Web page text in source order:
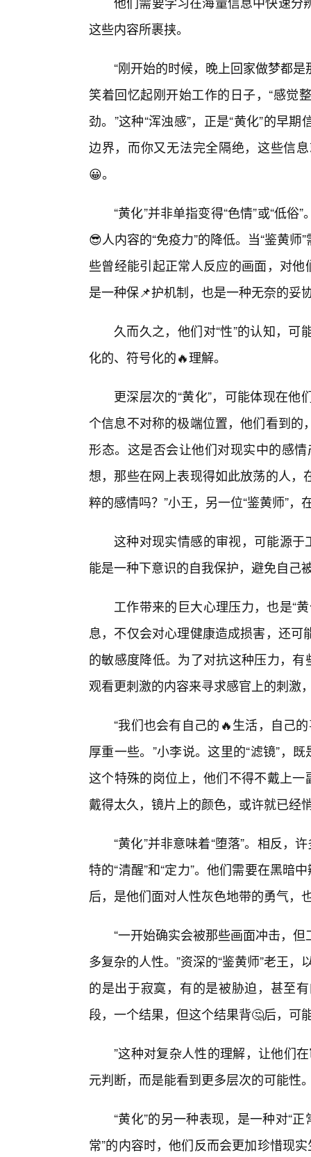
这些内容所裹挟。
“刚开始的时候，晚上回家做梦都
笑着回忆起刚开始工作的日子，“感觉
劲。”这种“浑浊感”，正是“黄化”的早
边界，而你又无法完全隔绝，这些信
😀。
“黄化”并非单指变得“色情”或“低
😎人内容的“免疫力”的降低。当“鉴黄
些曾经能引起正常人反应的画面，对
是一种保📌护机制，也是一种无奈的妥
久而久之，他们对“性”的认知，
化的、符号化的🔥理解。
更深层次的“黄化”，可能体现在
个信息不对称的极端位置，他们看到
形态。这是否会让他们对现实中的感
想，那些在网上表现得如此放荡的人
粹的感情吗？”小王，另一位“鉴黄师”
这种对现实情感的审视，可能源于
能是一种下意识的自我保护，避免自己
工作带来的巨大心理压力，也是“
息，不仅会对心理健康造成损害，还
的敏感度降低。为了对抗这种压力，
观看更刺激的内容来寻求感官上的刺激
“我们也会有自己的🔥生活，自己
厚重一些。”小李说。这里的“滤镜”，
这个特殊的岗位上，他们不得不戴上
戴得太久，镜片上的颜色，或许就已经
“黄化”并非意味着“堕落”。相反，
特的“清醒”和“定力”。他们需要在黑暗
后，是他们面对人性灰色地带的勇气，
“一开始确实会被那些画面冲击，
多复杂的人性。”资深的“鉴黄师”老王
的是出于寂寞，有的是被胁迫，甚至
段，一个结果，但这个结果背🤔后，可
”这种对复杂人性的理解，让他们
元判断，而是能看到更多层次的可能性
“黄化”的另一种表现，是一种对“
常”的内容时，他们反而会更加珍惜现